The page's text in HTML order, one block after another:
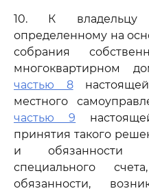
10. К владельцу
определенному на
собрания
многоквартирном
частью 8
местного
частью 9
принятия такого
и обязанности
специального
обязанности,